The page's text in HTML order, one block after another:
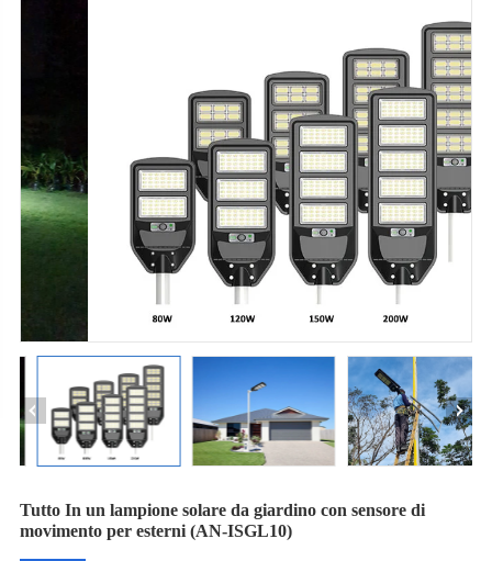
Tutto In un lampione solare da giardino con sensore di
movimento per esterni (AN-ISGL10)